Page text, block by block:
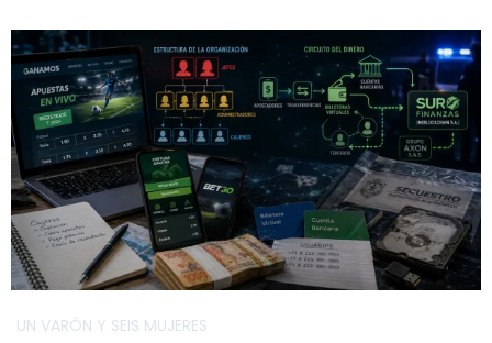
UN VARÓN Y SEIS MUJERES